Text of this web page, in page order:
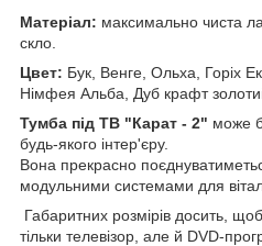
Матеріал: максимально чиста
скло.
Цвет: Бук, Венге, Ольха, Горіх
Німфея Альба, Дуб крафт
Тумба під ТВ "Карат - 2" може
будь-якого інтер'єру.
Вона прекрасно
модульними системами для
Габаритних розмірів досить,
тільки телевізор, але й DVD-